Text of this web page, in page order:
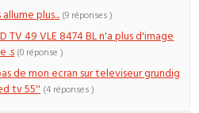
plus... (9 réponses )
TV 49 VLE 8474 BL n'a plus d'image
.s (0 réponse )
de mon ecran sur televiseur grundig
tv 55'' (4 réponses )